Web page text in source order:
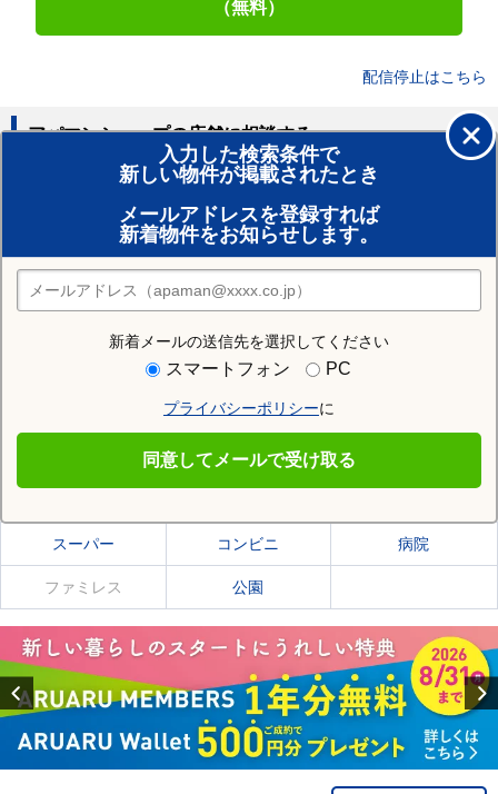
（無料）
配信停止はこちら
入力した検索条件で
新しい物件が掲載されたとき
メールアドレスを登録すれば
新着物件をお知らせします。
新着メールの送信先を選択してください
スマートフォン PC
プライバシーポリシーに
同意してメールで受け取る
アパマンショップの店舗に相談する
賃貸のプロがお部屋探し！
おまかせ物件リクエスト
住みたい街の店舗を探す
店舗検索
住む街研究所で北見市の情報を見る
北見市の施設一覧
スーパー コンビニ 病院
ファミレス 公園
Previous